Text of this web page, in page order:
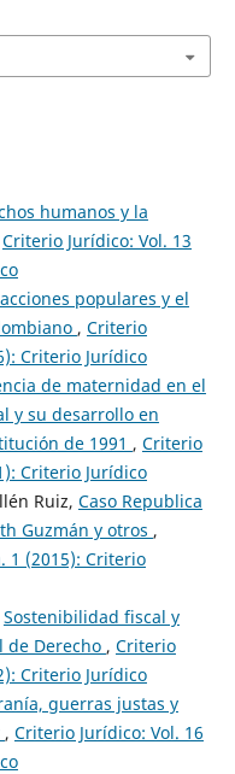
humanos y la
Criterio Jurídico: Vol. 13
populares y el
, Criterio
Criterio Jurídico
de maternidad en el
y su desarrollo en
de 1991 , Criterio
Criterio Jurídico
Ruiz, Caso Republica
Guzmán y otros ,
1 (2015): Criterio
Sostenibilidad fiscal y
de Derecho , Criterio
Criterio Jurídico
guerras justas y
, Criterio Jurídico: Vol. 16